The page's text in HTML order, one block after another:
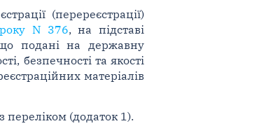
(перереєстрації)
N 376, на підставі
що подані на державну
безпечності та якості
матеріалів
переліком (додаток 1).